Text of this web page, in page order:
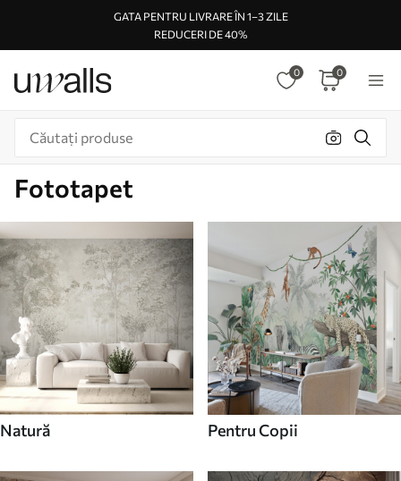
GATA PENTRU LIVRARE ÎN 1–3 ZILE
REDUCERI DE 40%
0 0
Fototapet
Natură Pentru Copii